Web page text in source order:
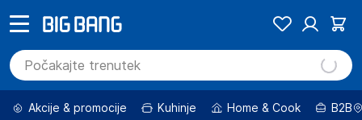
Akcije & promocije Kuhinje Home & Cook B2B